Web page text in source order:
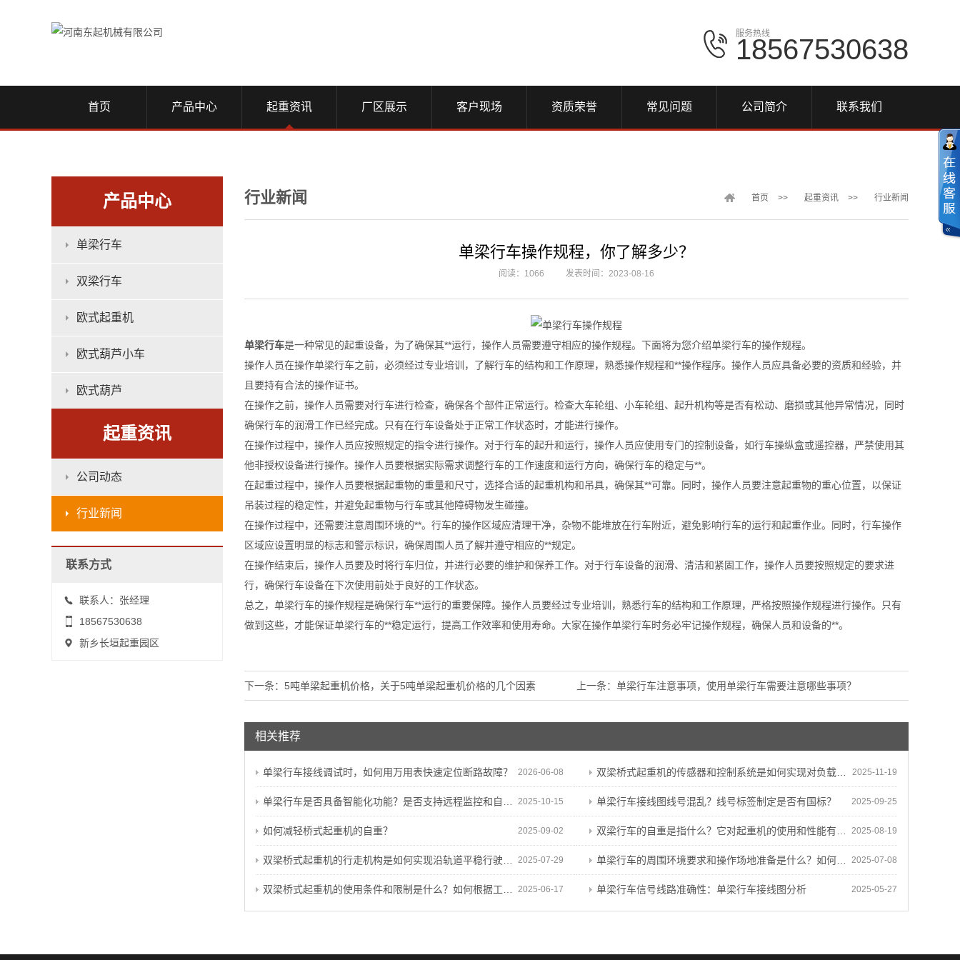
服务热线
18567530638
首页 产品中心 起重资讯 厂区展示 客户现场 资质荣誉 常见问题 公司简介 联系我们
产品中心
单梁行车
双梁行车
欧式起重机
欧式葫芦小车
欧式葫芦
起重资讯
公司动态
行业新闻
联系方式
联系人：张经理
18567530638
新乡长垣起重园区
行业新闻 首页 >> 起重资讯 >> 行业新闻
单梁行车操作规程，你了解多少？
阅读：1066 发表时间：2023-08-16
单梁行车是一种常见的起重设备，为了确保其**运行，操作人员需要遵守相应的操作规程。下面将为您介绍单梁行车的操作规程。
操作人员在操作单梁行车之前，必须经过专业培训，了解行车的结构和工作原理，熟悉操作规程和**操作程序。操作人员应具备必要的资质和经验，并
且要持有合法的操作证书。
在操作之前，操作人员需要对行车进行检查，确保各个部件正常运行。检查大车轮组、小车轮组、起升机构等是否有松动、磨损或其他异常情况，同时
确保行车的润滑工作已经完成。只有在行车设备处于正常工作状态时，才能进行操作。
在操作过程中，操作人员应按照规定的指令进行操作。对于行车的起升和运行，操作人员应使用专门的控制设备，如行车操纵盒或遥控器，严禁使用其
他非授权设备进行操作。操作人员要根据实际需求调整行车的工作速度和运行方向，确保行车的稳定与**。
在起重过程中，操作人员要根据起重物的重量和尺寸，选择合适的起重机构和吊具，确保其**可靠。同时，操作人员要注意起重物的重心位置，以保证
吊装过程的稳定性，并避免起重物与行车或其他障碍物发生碰撞。
在操作过程中，还需要注意周围环境的**。行车的操作区域应清理干净，杂物不能堆放在行车附近，避免影响行车的运行和起重作业。同时，行车操作
区域应设置明显的标志和警示标识，确保周围人员了解并遵守相应的**规定。
在操作结束后，操作人员要及时将行车归位，并进行必要的维护和保养工作。对于行车设备的润滑、清洁和紧固工作，操作人员要按照规定的要求进
行，确保行车设备在下次使用前处于良好的工作状态。
总之，单梁行车的操作规程是确保行车**运行的重要保障。操作人员要经过专业培训，熟悉行车的结构和工作原理，严格按照操作规程进行操作。只有
做到这些，才能保证单梁行车的**稳定运行，提高工作效率和使用寿命。大家在操作单梁行车时务必牢记操作规程，确保人员和设备的**。
上一条： 单梁行车注意事项，使用单梁行车需要注意哪些事项？
下一条： 5吨单梁起重机价格，关于5吨单梁起重机价格的几个因素
相关推荐
2026-06-08
单梁行车接线调试时，如何用万用表快速定位断路故障？ 2025-11-19
双梁桥式起重机的传感器和控制系统是如何实现对负载、位置和运动状态的监测和控制的？
2025-10-15
单梁行车是否具备智能化功能？是否支持远程监控和自动化操作？ 2025-09-25
单梁行车接线图线号混乱？线号标签制定是否有国标？
2025-09-02
如何减轻桥式起重机的自重？ 2025-08-19
双梁行车的自重是指什么？它对起重机的使用和性能有何影响？
2025-07-29
双梁桥式起重机的行走机构是如何实现沿轨道平稳行驶和定位的？ 2025-07-08
单梁行车的周围环境要求和操作场地准备是什么？如何确保设备能够适应不同工程环境？
2025-06-17
双梁桥式起重机的使用条件和限制是什么？如何根据工程特点和需求进行决策？ 2025-05-27
单梁行车信号线路准确性：单梁行车接线图分析